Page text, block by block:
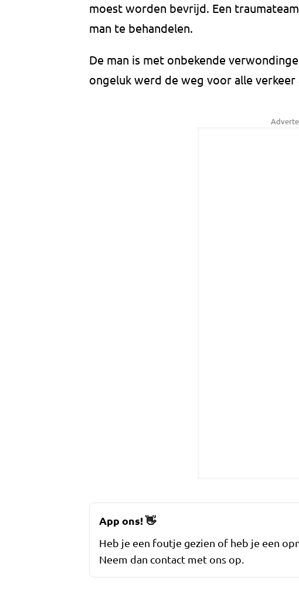
moest worden bevrijd. Een
man te behandelen.
De man is met onbekende
ongeluk werd de weg voor alle
App ons!👋
Heb je een foutje gezien of heb je een
Neem dan contact met ons op.